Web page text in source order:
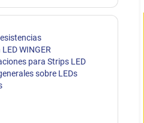
WINGER
para Strips LED
sobre LEDs